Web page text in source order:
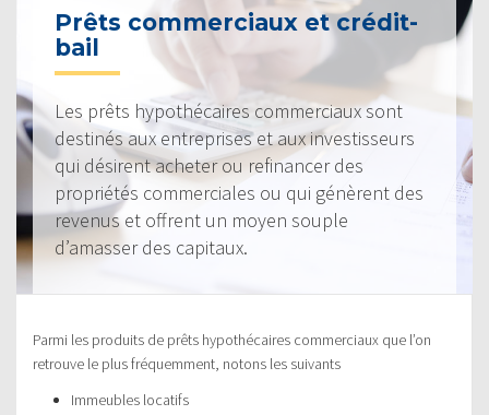
Prêts commerciaux et crédit-
bail
Les prêts hypothécaires commerciaux sont
destinés aux entreprises et aux investisseurs
qui désirent acheter ou refinancer des
propriétés commerciales ou qui génèrent des
revenus et offrent un moyen souple
d’amasser des capitaux.
Parmi les produits de prêts hypothécaires commerciaux que l’on
retrouve le plus fréquemment, notons les suivants
Immeubles locatifs